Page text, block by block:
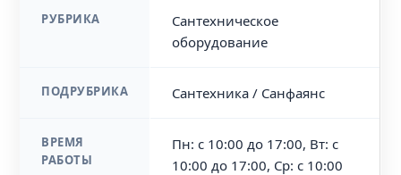
РУБРИКА
Сантехническое
оборудование
ПОДРУБРИКА Сантехника / Санфаянс
ВРЕМЯ
РАБОТЫ
Пн: с 10:00 до 17:00, Вт: с
10:00 до 17:00, Ср: с 10:00